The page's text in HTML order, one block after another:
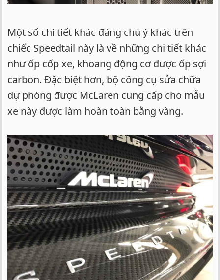
Một số chi tiết khác đáng chú ý khác trên
chiếc Speedtail này là về những chi tiết khác
như ốp cốp xe, khoang động cơ được ốp sợi
carbon. Đặc biệt hơn, bộ công cụ sửa chữa
dự phòng được McLaren cung cấp cho mẫu
xe này được làm hoàn toàn bằng vàng.